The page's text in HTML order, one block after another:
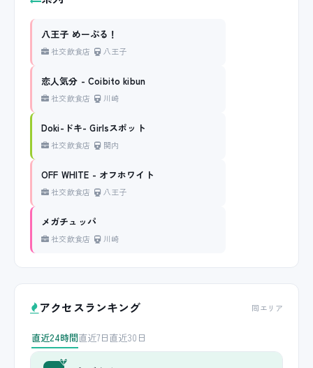
八王子 めーぷる！
社交飲食店 八王子
恋人気分 - Coibito kibun
社交飲食店 川崎
Doki-ドキ- Girlsスポット
社交飲食店 関内
OFF WHITE - オフホワイト
社交飲食店 八王子
メガチュッパ
社交飲食店 川崎
アクセスランキング 同エリア
直近24時間直近7日直近30日